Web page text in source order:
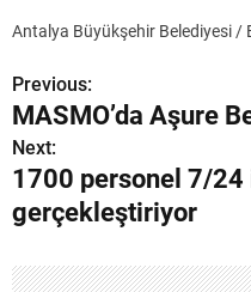
Antalya Büyükşehir Belediyesi /
Y
a
z
ı
g
Previous:
MASMO’da Aşure
Next:
1700 personel 7/24
gerçekleştiriyor